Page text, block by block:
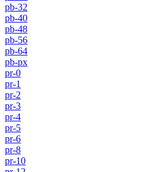
pb-32
pb-40
pb-48
pb-56
pb-64
pb-px
pr-0
pr-1
pr-2
pr-3
pr-4
pr-5
pr-6
pr-8
pr-10